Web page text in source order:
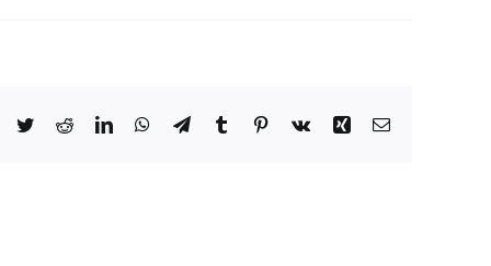
Facebook
TwitterRedditLinkedInWhatsApp
TelegramTumblr Pinterest
Vk Xing Email